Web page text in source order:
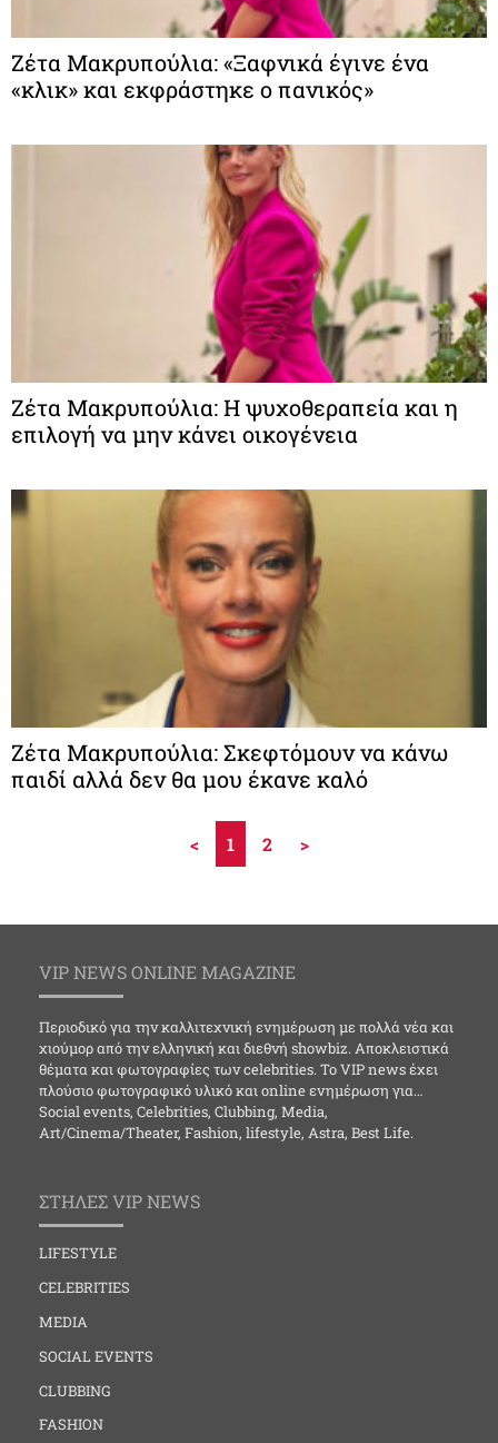
Ζέτα Μακρυπούλια: «Ξαφνικά έγινε ένα
«κλικ» και εκφράστηκε ο πανικός»
Ζέτα Μακρυπούλια: Η ψυχοθεραπεία και η
επιλογή να μην κάνει οικογένεια
Ζέτα Μακρυπούλια: Σκεφτόμουν να κάνω
παιδί αλλά δεν θα μου έκανε καλό
< 1 2 >
VIP NEWS ONLINE MAGAZINE
Περιοδικό για την καλλιτεχνική ενημέρωση με πολλά νέα και
χιούμορ από την ελληνική και διεθνή showbiz. Αποκλειστικά
θέματα και φωτογραφίες των celebrities. Το VIP news έχει
πλούσιο φωτογραφικό υλικό και online ενημέρωση για…
Social events, Celebrities, Clubbing, Media,
Art/Cinema/Theater, Fashion, lifestyle, Astra, Best Life.
ΣΤΗΛΕΣ VIP NEWS
LIFESTYLE
CELEBRITIES
MEDIA
SOCIAL EVENTS
CLUBBING
FASHION